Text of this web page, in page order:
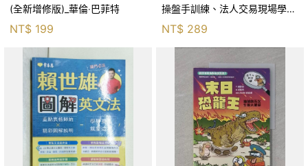
(全新增修版)_華倫‧巴菲特
NT$ 199
操盤手訓練、法人交易現場學到
的進場、加碼、退場紀律，守住
紀律獲利至少50％_雷老闆
NT$ 289